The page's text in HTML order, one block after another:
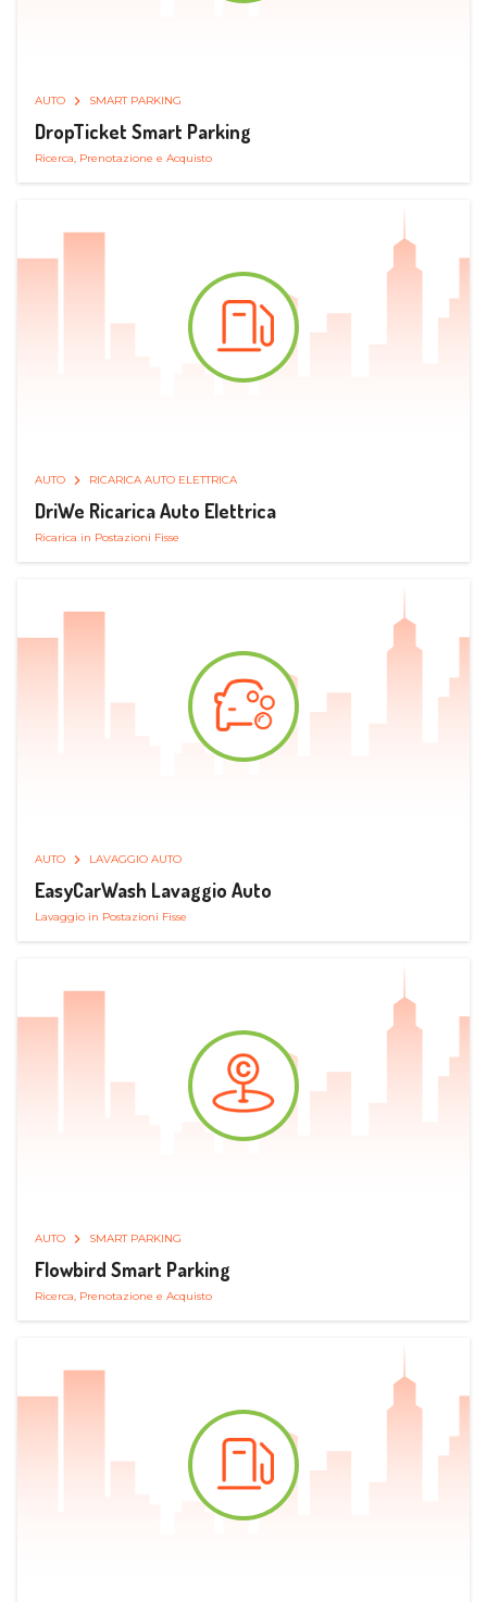
AUTO SMART PARKING
DropTicket Smart Parking
Ricerca, Prenotazione e Acquisto
AUTO RICARICA AUTO ELETTRICA
DriWe Ricarica Auto Elettrica
Ricarica in Postazioni Fisse
AUTO LAVAGGIO AUTO
EasyCarWash Lavaggio Auto
Lavaggio in Postazioni Fisse
AUTO SMART PARKING
Flowbird Smart Parking
Ricerca, Prenotazione e Acquisto